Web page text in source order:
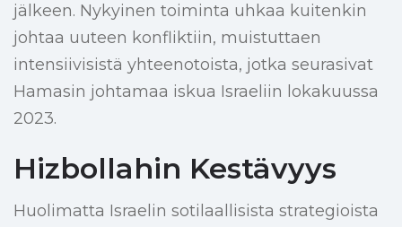
jälkeen. Nykyinen toiminta uhkaa kuitenkin
johtaa uuteen konfliktiin, muistuttaen
intensiivisistä yhteenotoista, jotka seurasivat
Hamasin johtamaa iskua Israeliin lokakuussa
2023.
Hizbollahin Kestävyys
Huolimatta Israelin sotilaallisista strategioista